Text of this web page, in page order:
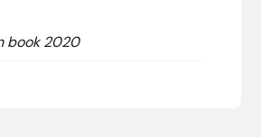
book 2020